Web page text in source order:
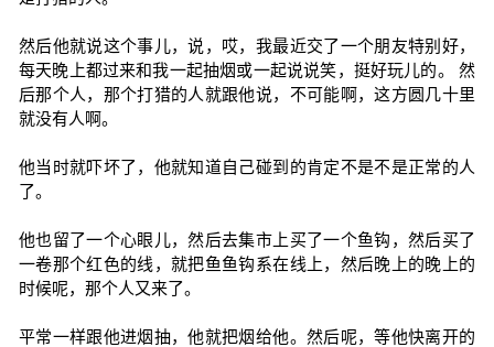
然后他就说这个事儿，说，哎，我最近交了一个朋友特别好，
每天晚上都过来和我一起抽烟或一起说说笑，挺好玩儿的。 然
后那个人，那个打猎的人就跟他说，不可能啊，这方圆几十里
就没有人啊。
他当时就吓坏了，他就知道自己碰到的肯定不是不是正常的人
了。
他也留了一个心眼儿，然后去集市上买了一个鱼钩，然后买了
一卷那个红色的线，就把鱼鱼钩系在线上，然后晚上的晚上的
时候呢，那个人又来了。
平常一样跟他进烟抽，他就把烟给他。然后呢，等他快离开的